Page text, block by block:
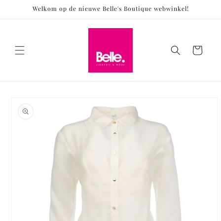
naar deWelkom op de nieuwe Belle's Boutique webwinkel!
Winkelwagen
direct naar